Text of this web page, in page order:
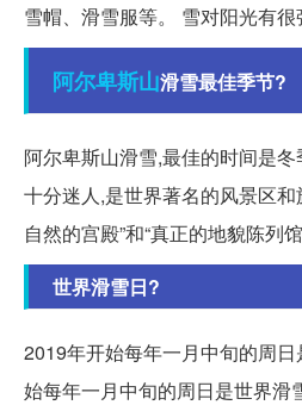
雪帽、滑雪服等。 雪对阳光有很
阿尔卑斯山滑雪最佳季节?
阿尔卑斯山滑雪,最佳的时间是
十分迷人,是世界著名的风景区
自然的宫殿”和“真正的地貌陈列馆
世界滑雪日?
2019年开始每年一月中旬的周
始每年一月中旬的周日是世界滑